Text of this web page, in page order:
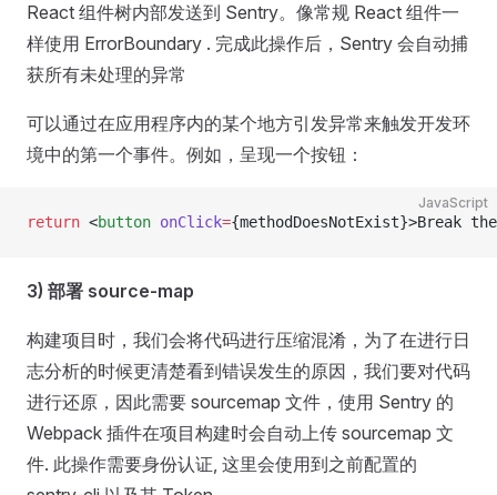
React 组件树内部发送到 Sentry。像常规 React 组件一
样使用 ErrorBoundary . 完成此操作后，Sentry 会自动捕
获所有未处理的异常
可以通过在应用程序内的某个地方引发异常来触发开发环
境中的第一个事件。例如，呈现一个按钮：
JavaScript
return <button onClick={methodDoesNotExist}>Break
3) 部署 source-map
构建项目时，我们会将代码进行压缩混淆，为了在进行日
志分析的时候更清楚看到错误发生的原因，我们要对代码
进行还原，因此需要 sourcemap 文件，使用 Sentry 的
Webpack 插件在项目构建时会自动上传 sourcemap 文
件. 此操作需要身份认证, 这里会使用到之前配置的